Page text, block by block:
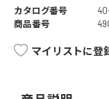
カタログ番号
商品番号
マイリストに登